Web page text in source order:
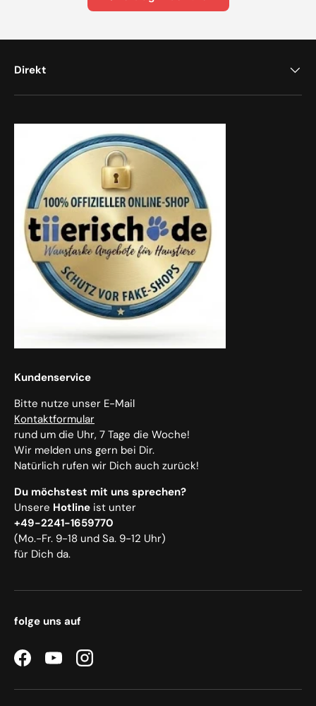
Direkt
Kundenservice
Bitte nutze unser E-Mail
Kontaktformular
rund um die Uhr, 7 Tage die Woche!
Wir melden uns gern bei Dir.
Natürlich rufen wir Dich auch zurück!
Du möchstest mit uns sprechen?
Unsere Hotline ist unter
+49-2241-1659770
(Mo.-Fr. 9-18 und Sa. 9-12 Uhr)
für Dich da.
folge uns auf
FacebookYouTubeInstagram